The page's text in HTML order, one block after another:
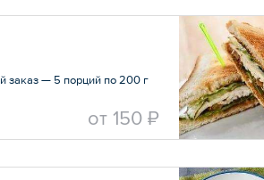
заказ — 5 порций по 200 г
oт 150 ₽